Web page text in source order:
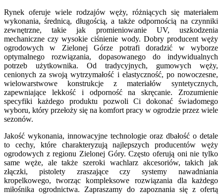
Rynek oferuje wiele rodzajów węży, różniących się materiałem
wykonania, średnicą, długością, a także odpornością na czynniki
zewnętrzne, takie jak promieniowanie UV, uszkodzenia
mechaniczne czy wysokie ciśnienie wody. Dobry producent węży
ogrodowych w Zielonej Górze potrafi doradzić w wyborze
optymalnego rozwiązania, dopasowanego do indywidualnych
potrzeb użytkownika. Od tradycyjnych, gumowych węży,
cenionych za swoją wytrzymałość i elastyczność, po nowoczesne,
wielowarstwowe konstrukcje z materiałów syntetycznych,
zapewniające lekkość i odporność na skręcanie. Zrozumienie
specyfiki każdego produktu pozwoli Ci dokonać świadomego
wyboru, który przełoży się na komfort pracy w ogrodzie przez wiele
sezonów.
Jakość wykonania, innowacyjne technologie oraz dbałość o detale
to cechy, które charakteryzują najlepszych producentów węży
ogrodowych z regionu Zielonej Góry. Często oferują oni nie tylko
same węże, ale także szeroki wachlarz akcesoriów, takich jak
złączki, pistolety zraszające czy systemy nawadniania
kropelkowego, tworząc kompleksowe rozwiązania dla każdego
miłośnika ogrodnictwa. Zapraszamy do zapoznania się z ofertą